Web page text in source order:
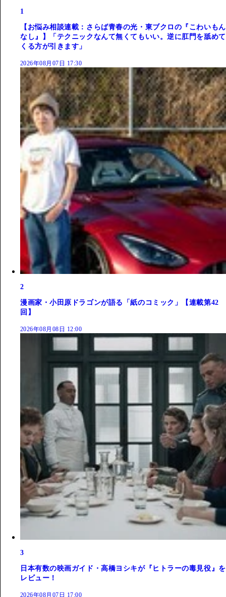
1
【お悩み相談連載：さらば青春の光・東ブクロの『こわいもん
なし』】「テクニックなんて無くてもいい。逆に肛門を舐めて
くる方が引きます」
2026年08月07日 17:30
2
漫画家・小田原ドラゴンが語る「紙のコミック」【連載第42
回】
2026年08月08日 12:00
3
日本有数の映画ガイド・高橋ヨシキが『ヒトラーの毒見役』を
レビュー！
2026年08月07日 17:00